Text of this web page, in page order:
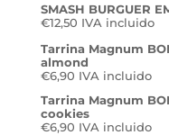
€27,50
SMASH BURGUER
€12,50 IVA incluido
Tarrina Magnum
almond
€6,90 IVA incluido
Tarrina Magnum
cookies
€6,90 IVA incluido